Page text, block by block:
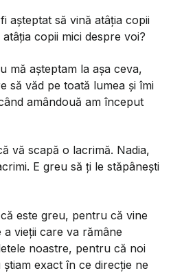
așteptat să vină atâția copii
copii mici despre voi?
mă așteptam la așa ceva,
să văd pe toată lumea și îmi
amândouă am început
vă scapă o lacrimă. Nadia,
E greu să ți le stăpânești
este greu, pentru că vine
vieții care va rămâne
noastre, pentru că noi
exact în ce direcție ne